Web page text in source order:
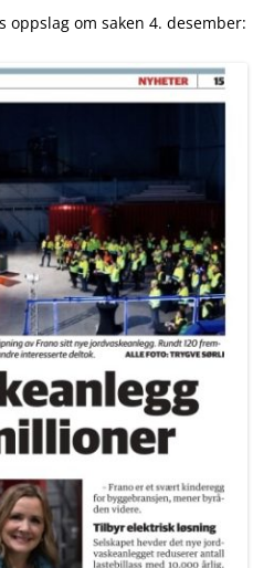
oppslag om saken 4. desember: